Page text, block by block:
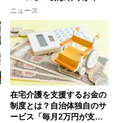
ぐ「揺れる一粒」の使い分
け方
ニュース
在宅介護を支援するお金の
制度とは？自治体独自のサ
ービス「毎月2万円が支給